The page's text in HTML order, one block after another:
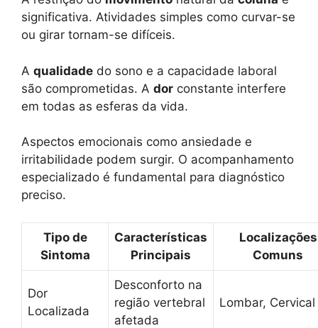
significativa. Atividades simples como curvar-se
ou girar tornam-se difíceis.
A qualidade do sono e a capacidade laboral
são comprometidas. A dor constante interfere
em todas as esferas da vida.
Aspectos emocionais como ansiedade e
irritabilidade podem surgir. O acompanhamento
especializado é fundamental para diagnóstico
preciso.
Tipo de
Sintoma
Características
Principais
Localizações
Comuns
Dor
Localizada
Desconforto na
região vertebral
afetada
Lombar, Cervical